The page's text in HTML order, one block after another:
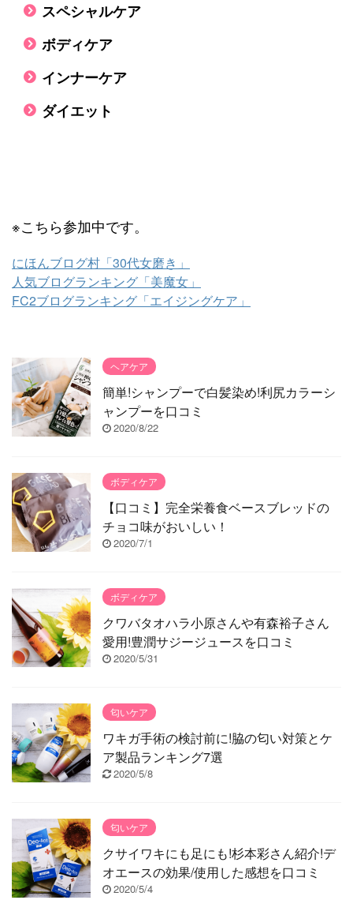
スペシャルケア
ボディケア
インナーケア
ダイエット
※こちら参加中です。
にほんブログ村「30代女磨き」
人気ブログランキング「美魔女」
FC2ブログランキング「エイジングケア」
ヘアケア
簡単!シャンプーで白髪染め!利尻カラーシ
ャンプーを口コミ
2020/8/22
ボディケア
【口コミ】完全栄養食ベースブレッドの
チョコ味がおいしい！
2020/7/1
ボディケア
クワバタオハラ小原さんや有森裕子さん
愛用!豊潤サジージュースを口コミ
2020/5/31
匂いケア
ワキガ手術の検討前に!脇の匂い対策とケ
ア製品ランキング7選
2020/5/8
匂いケア
クサイワキにも足にも!杉本彩さん紹介!デ
オエースの効果/使用した感想を口コミ
2020/5/4